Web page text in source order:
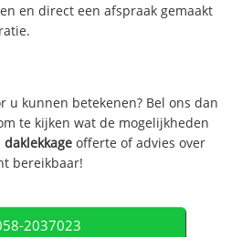
en direct een afspraak gemaakt
u kunnen betekenen? Bel ons dan
te kijken wat de mogelijkheden
daklekkage offerte of advies over
bereikbaar!
2037023